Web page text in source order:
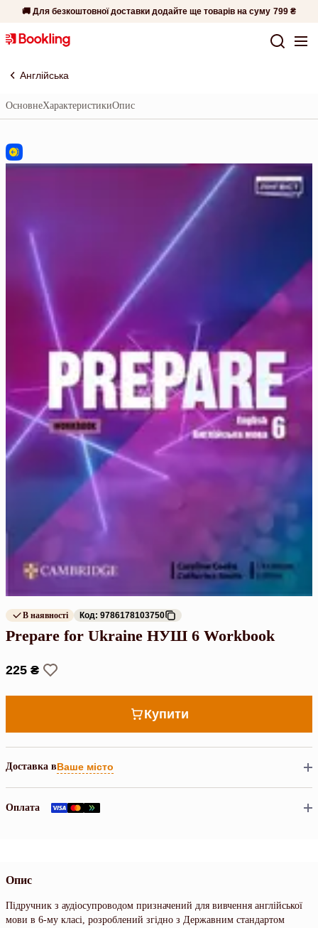
🚚 Для безкоштовної доставки додайте ще товарів на суму 799 ₴
Англійська
ОсновнеХарактеристикиОпис
В наявності Код: 9786178103750
Prepare for Ukraine НУШ 6 Workbook
225 ₴
Купити
Доставка вВаше місто
Оплата
Опис
Підручник з аудіосупроводом призначений для вивчення англійської
мови в 6-му класі, розроблений згідно з Державним стандартом